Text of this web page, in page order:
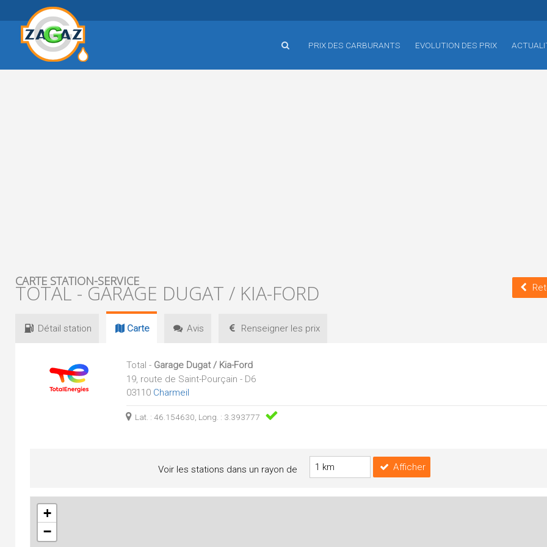
PRIX DES CARBURANTS EVOLUTION DES PRIX
CARTE STATION-SERVICE
TOTAL - GARAGE DUGAT / KIA-FORD
Détail station Carte Avis Renseigner les prix
Total - Garage Dugat / Kia-Ford
19, route de Saint-Pourçain - D6
03110 Charmeil
Lat. : 46.154630, Long. : 3.393777
Voir les stations dans un rayon de Afficher
+
−